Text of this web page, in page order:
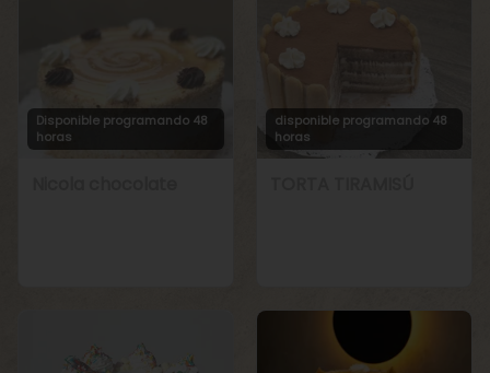
Disponible programando 48
horas
disponible programando 48
horas